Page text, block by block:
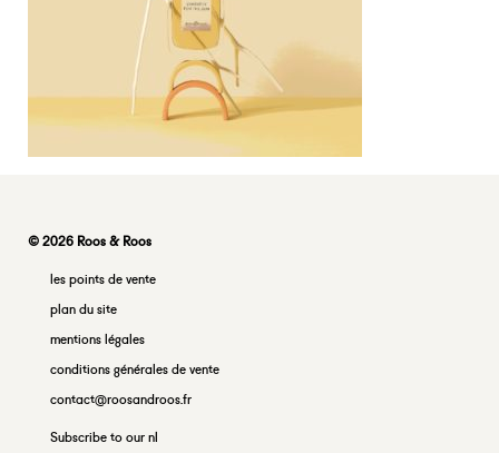
© 2026 Roos & Roos
les points de vente
plan du site
mentions légales
conditions générales de vente
contact@roosandroos.fr
Subscribe to our nl